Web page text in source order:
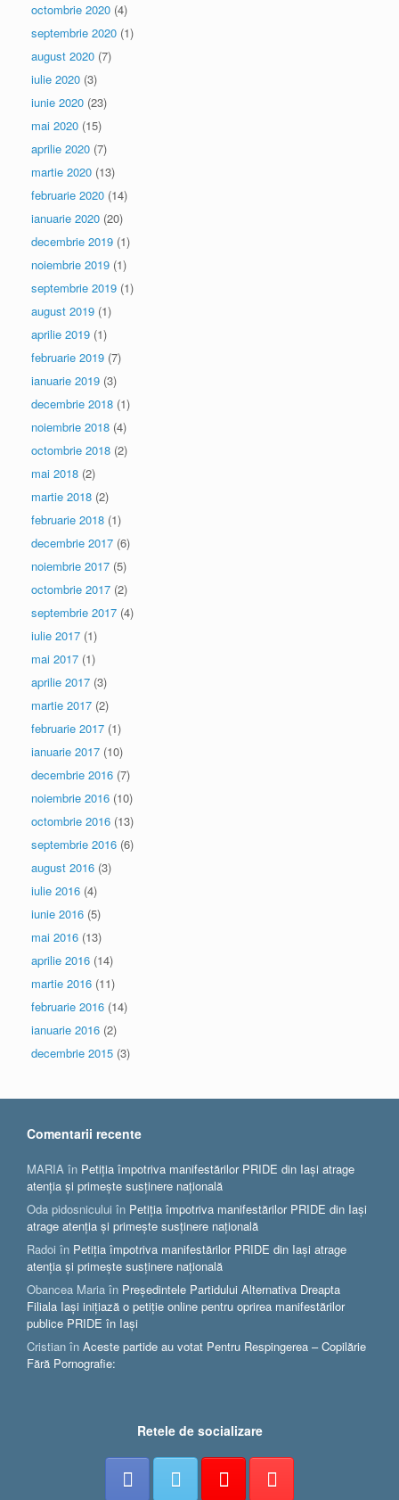
octombrie 2020 (4)
septembrie 2020 (1)
august 2020 (7)
iulie 2020 (3)
iunie 2020 (23)
mai 2020 (15)
aprilie 2020 (7)
martie 2020 (13)
februarie 2020 (14)
ianuarie 2020 (20)
decembrie 2019 (1)
noiembrie 2019 (1)
septembrie 2019 (1)
august 2019 (1)
aprilie 2019 (1)
februarie 2019 (7)
ianuarie 2019 (3)
decembrie 2018 (1)
noiembrie 2018 (4)
octombrie 2018 (2)
mai 2018 (2)
martie 2018 (2)
februarie 2018 (1)
decembrie 2017 (6)
noiembrie 2017 (5)
octombrie 2017 (2)
septembrie 2017 (4)
iulie 2017 (1)
mai 2017 (1)
aprilie 2017 (3)
martie 2017 (2)
februarie 2017 (1)
ianuarie 2017 (10)
decembrie 2016 (7)
noiembrie 2016 (10)
octombrie 2016 (13)
septembrie 2016 (6)
august 2016 (3)
iulie 2016 (4)
iunie 2016 (5)
mai 2016 (13)
aprilie 2016 (14)
martie 2016 (11)
februarie 2016 (14)
ianuarie 2016 (2)
decembrie 2015 (3)
Comentarii recente
MARIA în Petiția împotriva manifestărilor PRIDE din Iași atrage
atenția și primește susținere națională
Oda pidosnicului în Petiția împotriva manifestărilor PRIDE din Iași
atrage atenția și primește susținere națională
Radoi în Petiția împotriva manifestărilor PRIDE din Iași atrage
atenția și primește susținere națională
Obancea Maria în Președintele Partidului Alternativa Dreapta
Filiala Iași inițiază o petiție online pentru oprirea manifestărilor
publice PRIDE în Iași
Cristian în Aceste partide au votat Pentru Respingerea – Copilărie
Fără Pornografie:
Retele de socializare